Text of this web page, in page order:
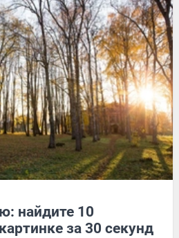
найдите 10
за 30 секунд